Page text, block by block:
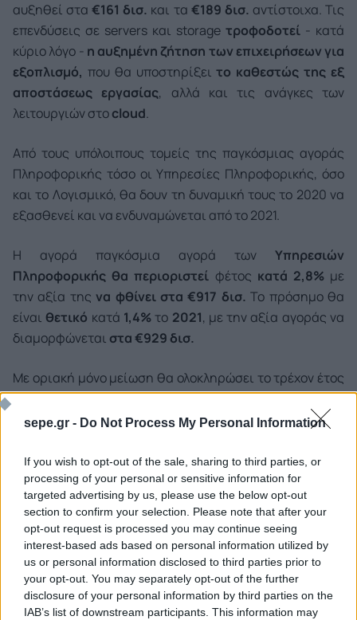
sepe.gr - Do Not Process My Personal Information
If you wish to opt-out of the sale, sharing to third parties, or
processing of your personal or sensitive information for
targeted advertising by us, please use the below opt-out
section to confirm your selection. Please note that after your
opt-out request is processed you may continue seeing
interest-based ads based on personal information utilized by
us or personal information disclosed to third parties prior to
your opt-out. You may separately opt-out of the further
disclosure of your personal information by third parties on the
IAB’s list of downstream participants. This information may
αυξηθεί στα€161 δισ. και τα €189 δισ. αντίστοιχα. Τις
επενδύσεις σε servers και storage τροφοδοτεί - κατά
κύριο λόγο - η αυξημένη ζήτηση των επιχειρήσεων για
εξοπλισμό, που θα υποστηρίξειτο καθεστώς της εξ
αποστάσεως εργασίας, αλλά και τις ανάγκες των
λειτουργιών στοcloud.
Από τους υπόλοιπους τομείς της παγκόσμιας αγοράς
Πληροφορικής τόσο οι Υπηρεσίες Πληροφορικής, όσο
και το Λογισμικό, θα δουν τη δυναμική τους το 2020 να
εξασθενεί και να ενδυναμώνεται από το 2021.
Η αγορά παγκόσμια αγορά των Υπηρεσιών
Πληροφορικής θα περιοριστεί φέτος κατά 2,8%με
την αξία της να φθίνει στα €917 δισ. Το πρόσημο θα
είναι θετικό κατά 1,4%το 2021, με την αξία αγοράς να
διαμορφώνεται στα €929 δισ.
Με οριακή μόνο μείωση θα ολοκληρώσει το τρέχον έτος
η παγκόσμια αγοράΛογισμικού, η οποία υποδέχεται
τον κύριο όγκο των επενδύσεων, που σχετίζονται μετον
ολοκλήρωση.
Οι δαπάνεςΛογισμικούθαμειωθούνκατά0,9%
2020και θα διαμορφωθούν €531,7 δισ.Το2021
παγκόσμια αγορά Λογισμικού θα έχειθετικόπρόσημο
2,7%με την αξία αγοράς να διαμορφώνεται στα€546
δισ.